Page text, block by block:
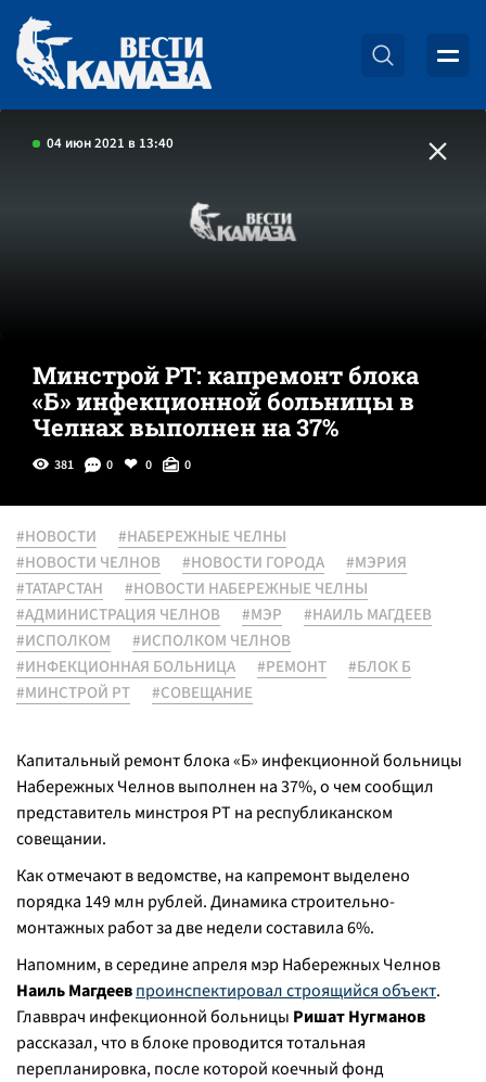
04 июн 2021 в 13:40
Минстрой РТ: капремонт блока
«Б» инфекционной больницы в
Челнах выполнен на 37%
381 0 0 0
#НОВОСТИ
#НАБЕРЕЖНЫЕ ЧЕЛНЫ
#НОВОСТИ ЧЕЛНОВ
#НОВОСТИ ГОРОДА
#МЭРИЯ
#ТАТАРСТАН
#НОВОСТИ НАБЕРЕЖНЫЕ ЧЕЛНЫ
#АДМИНИСТРАЦИЯ ЧЕЛНОВ
#МЭР
#НАИЛЬ МАГДЕЕВ
#ИСПОЛКОМ
#ИСПОЛКОМ ЧЕЛНОВ
#ИНФЕКЦИОННАЯ БОЛЬНИЦА
#РЕМОНТ
#БЛОК Б
#МИНСТРОЙ РТ
#СОВЕЩАНИЕ
Капитальный ремонт блока «Б» инфекционной больницы
Набережных Челнов выполнен на 37%, о чем сообщил
представитель минстроя РТ на республиканском
совещании.
Как отмечают в ведомстве, на капремонт выделено
порядка 149 млн рублей. Динамика строительно-
монтажных работ за две недели составила 6%.
Напомним, в середине апреля мэр Набережных Челнов
Наиль Магдеевпроинспектировал строящийся объект.
Главврач инфекционной больницы Ришат Нугманов
рассказал, что в блоке проводится тотальная
перепланировка, после которой коечный фонд